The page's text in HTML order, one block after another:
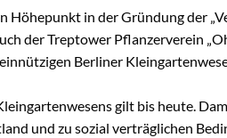
in der Gründung der
der Treptower Pflanzerverein
Berliner
gilt bis heute.
und zu sozial verträglichen